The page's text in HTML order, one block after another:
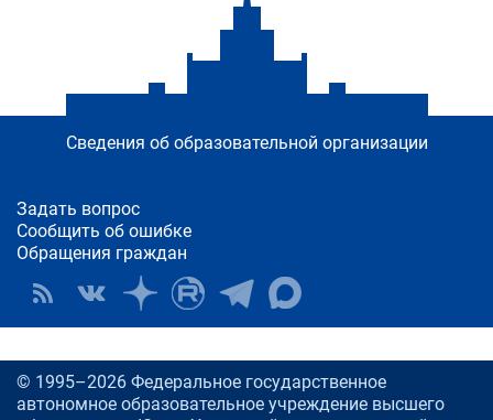
Сведения об образовательной организации
Задать вопрос
Сообщить об ошибке
Обращения граждан
© 1995–2026 Федеральное государственное
автономное образовательное учреждение высшего